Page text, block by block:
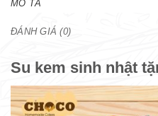
MÔ TẢ
ĐÁNH GIÁ (0)
Su kem sinh nhật